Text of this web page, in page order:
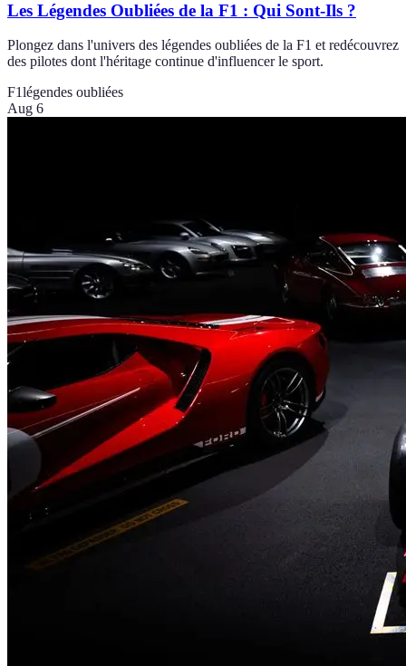
Les Légendes Oubliées de la F1 : Qui Sont-Ils ?
Plongez dans l'univers des légendes oubliées de la F1 et redécouvrez
des pilotes dont l'héritage continue d'influencer le sport.
F1légendes oubliées
Aug 6